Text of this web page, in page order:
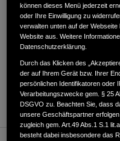
HEUBERGSTR. 3,72766,
WEBSITE
können dieses Menü jederzeit
oder Ihre Einwilligung zu
verwalten unten auf der
Website aus. Weitere
Datenschutzerklärung.
Durch das Klicken des
der auf Ihrem Gerät bzw. Ihrer
persönlichen Identifikatoren oder
Verarbeitungszwecke gem. § 25
DSGVO zu. Beachten Sie, dass
unsere Geschäftspartner
zugleich gem. Art.49 Abs.1 S.1
besteht dabei insbesondere das